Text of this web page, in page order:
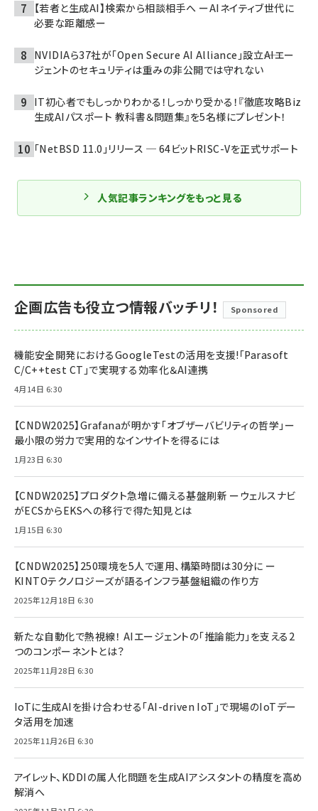
【若者と生成AI】検索から相談相手へ ーAIネイティブ世代に
必要な距離感ー
NVIDIAら37社が「Open Secure AI Alliance」設立――AIエー
ジェントのセキュリティは重みの非公開では守れない
IT初心者でもしっかりわかる！しっかり受かる！『徹底攻略Biz
生成AIパスポート 教科書＆問題集』を5名様にプレゼント！
「NetBSD 11.0」リリース ─ 64ビットRISC-Vを正式サポート
人気記事ランキングをもっと見る
企画広告も役立つ情報バッチリ！ Sponsored
機能安全開発におけるGoogleTestの活用を支援!「Parasoft
C/C++test CT」で実現する効率化＆AI連携
4月14日 6:30
【CNDW2025】Grafanaが明かす「オブザーバビリティの哲学」ー
最小限の労力で実用的なインサイトを得るには
1月23日 6:30
【CNDW2025】プロダクト急増に備える基盤刷新 ーウェルスナビ
がECSからEKSへの移行で得た知見とは
1月15日 6:30
【CNDW2025】250環境を5人で運用、構築時間は30分に ー
KINTOテクノロジーズが語るインフラ基盤組織の作り方
2025年12月18日 6:30
新たな自動化で熱視線！ AIエージェントの「推論能力」を支える2
つのコンポーネントとは？
2025年11月28日 6:30
IoTに生成AIを掛け合わせる「AI-driven IoT」で現場のIoTデー
タ活用を加速
2025年11月26日 6:30
アイレット、KDDIの属人化問題を生成AIアシスタントの精度を高め
解消へ